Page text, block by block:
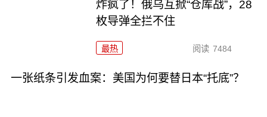
炸疯了！俄乌互掀“仓库战”，28
枚导弹全拦不住
最热 阅读 7484
一张纸条引发血案：美国为何要替日本“托底”？